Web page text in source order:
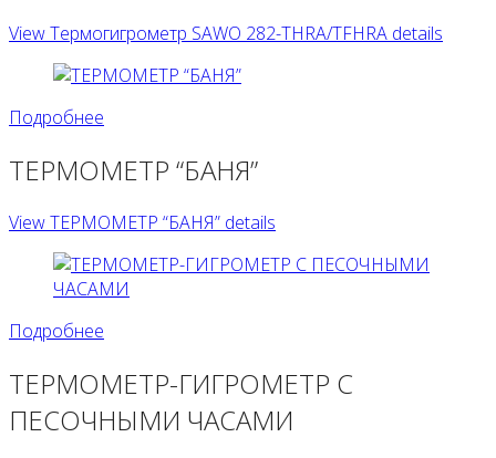
View Термогигрометр SAWO 282-THRA/TFHRA details
Подробнее
ТЕРМОМЕТР “БАНЯ”
View ТЕРМОМЕТР “БАНЯ” details
Подробнее
ТЕРМОМЕТР-ГИГРОМЕТР С
ПЕСОЧНЫМИ ЧАСАМИ